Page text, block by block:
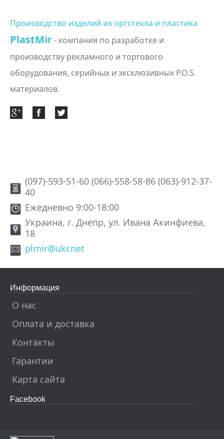
Производство изделий из оргстекла и пластика
PlastMir- компания по разработке и
производству рекламного и торгового
оборудования, серийных и эксклюзивных P.O.S.
материалов.
(097)-593-51-60 (066)-558-58-86 (063)-912-37-
40
Ежедневно 9:00-18:00
Украина, г. Днепр, ул. Ивана Акинфиева,
18
plmir@ukr.net
Информация
О нас
Оплата и доставка
Контакты
Гарантии
Карта сайта
Facebook